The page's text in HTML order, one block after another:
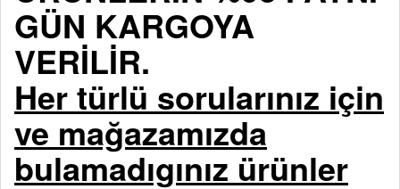
GÜN KARGOYA
VERİLİR.
Her türlü sorularınız için
ve mağazamızda
bulamadıgınız ürünler